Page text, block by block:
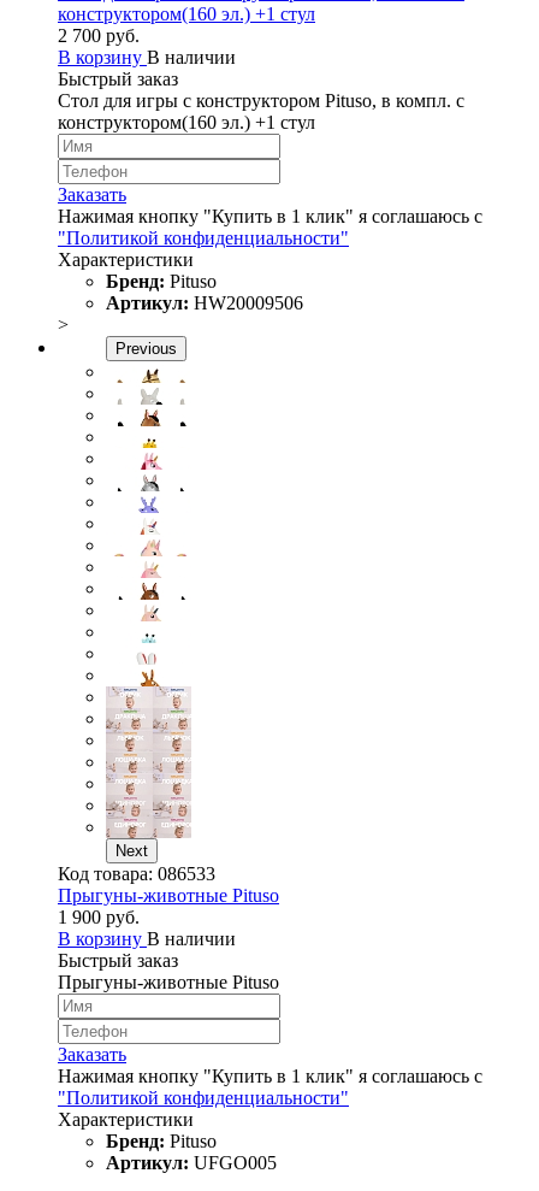
конструктором(160 эл.) +1 стул
2 700 руб.
В корзину В наличии
Быстрый заказ
Стол для игры с конструктором Pituso, в компл. с
конструктором(160 эл.) +1 стул
Заказать
Нажимая кнопку "Купить в 1 клик" я соглашаюсь с
"Политикой конфиденциальности"
Характеристики
Бренд: Pituso
Артикул: HW20009506
>
Previous
Next
Код товара: 086533
Прыгуны-животные Pituso
1 900 руб.
В корзину В наличии
Быстрый заказ
Прыгуны-животные Pituso
Заказать
Нажимая кнопку "Купить в 1 клик" я соглашаюсь с
"Политикой конфиденциальности"
Характеристики
Бренд: Pituso
Артикул: UFGO005